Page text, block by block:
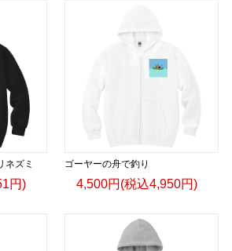
ネズミ
円)
ゴーヤーの舟で釣り
4,500円(税込4,950円)